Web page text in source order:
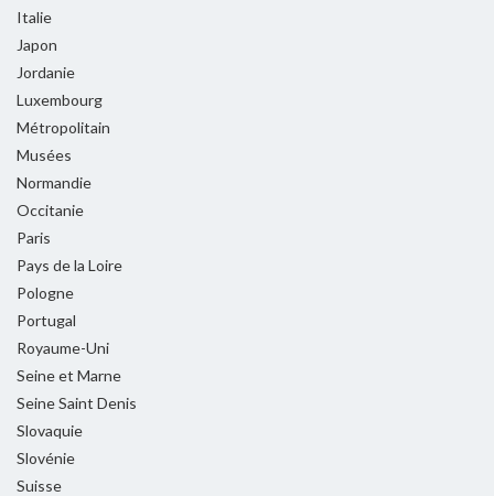
Italie
Japon
Jordanie
Luxembourg
Métropolitain
Musées
Normandie
Occitanie
Paris
Pays de la Loire
Pologne
Portugal
Royaume-Uni
Seine et Marne
Seine Saint Denis
Slovaquie
Slovénie
Suisse